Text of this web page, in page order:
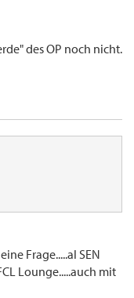
des OP noch nicht.
Frage.....al SEN
Lounge.....auch mit